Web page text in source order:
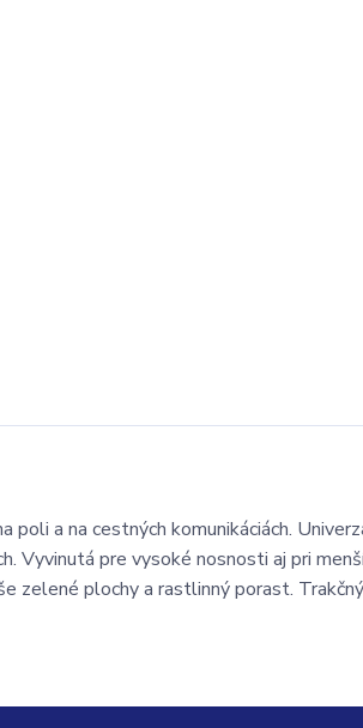
a na cestných komunikáciách.
Vyvinutá pre vysoké nosnosti aj pri
zelené plochy a rastlinný porast.